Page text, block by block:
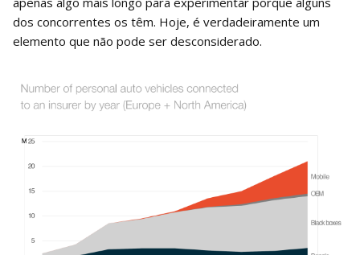
dos concorrentes os têm. Hoje, é verdadeiramente um
elemento que não pode ser desconsiderado.